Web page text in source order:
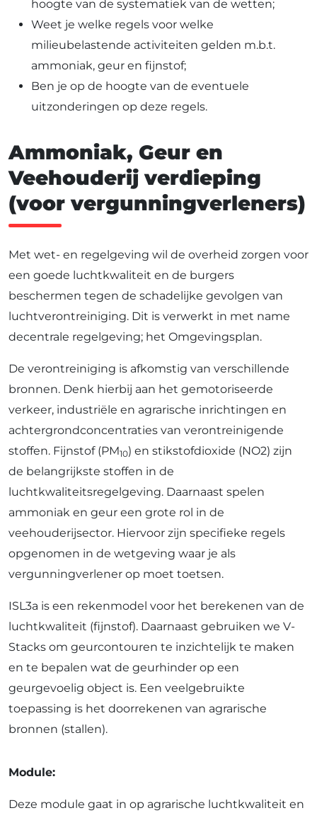
hoogte van de systematiek van de wetten;
Weet je welke regels voor welke
milieubelastende activiteiten gelden m.b.t.
ammoniak, geur en fijnstof;
Ben je op de hoogte van de eventuele
uitzonderingen op deze regels.
Ammoniak, Geur en
Veehouderij verdieping
(voor vergunningverleners)
Met wet- en regelgeving wil de overheid zorgen voor
een goede luchtkwaliteit en de burgers
beschermen tegen de schadelijke gevolgen van
luchtverontreiniging. Dit is verwerkt in met name
decentrale regelgeving; het Omgevingsplan.
De verontreiniging is afkomstig van verschillende
bronnen. Denk hierbij aan het gemotoriseerde
verkeer, industriële en agrarische inrichtingen en
achtergrondconcentraties van verontreinigende
stoffen. Fijnstof (PM10) en stikstofdioxide (NO2) zijn
de belangrijkste stoffen in de
luchtkwaliteitsregelgeving. Daarnaast spelen
ammoniak en geur een grote rol in de
veehouderijsector. Hiervoor zijn specifieke regels
opgenomen in de wetgeving waar je als
vergunningverlener op moet toetsen.
ISL3a is een rekenmodel voor het berekenen van de
luchtkwaliteit (fijnstof). Daarnaast gebruiken we V-
Stacks om geurcontouren te inzichtelijk te maken
en te bepalen wat de geurhinder op een
geurgevoelig object is. Een veelgebruikte
toepassing is het doorrekenen van agrarische
bronnen (stallen).
Module:
Deze module gaat in op agrarische luchtkwaliteit en